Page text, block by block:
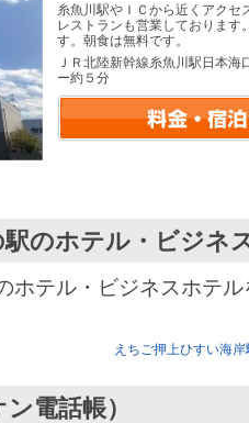
糸魚川駅やＩＣから近くアクセ
レストランも営業しております
す。朝食は無料です。
ＪＲ北陸新幹線糸魚川駅日本
ー約５分
のホテル・ビジネ
ホテル・ビジネスホテ
えちご押上ひすい海
電話帳）